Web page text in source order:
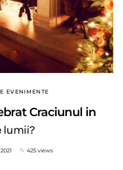
EVENIMENTE
Craciunul in
lumii?
425 views